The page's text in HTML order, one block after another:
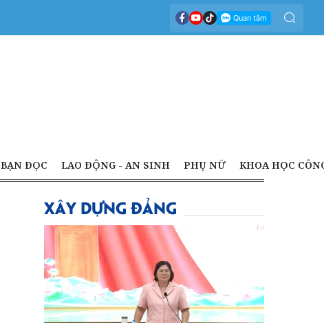
BẠN ĐỌC LAO ĐỘNG - AN SINH PHỤ NỮ KHOA HỌC
XÂY DỰNG ĐẢNG